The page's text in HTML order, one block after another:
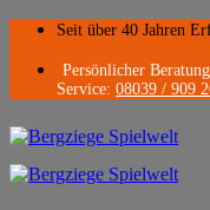
Zum
springen
Seit über 40 Jahren
Persönlicher
Service: 08039 / 909